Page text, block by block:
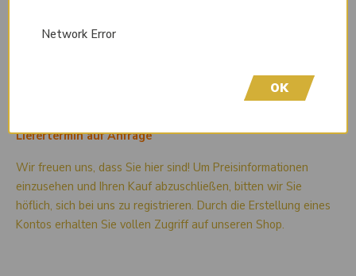
Liefertermin auf Anfrage
Wir freuen uns, dass Sie hier sind! Um Preisinformationen
einzusehen und Ihren Kauf abzuschließen, bitten wir Sie
höflich, sich bei uns zu registrieren. Durch die Erstellung eines
Kontos erhalten Sie vollen Zugriff auf unseren Shop.
Network Error
OK